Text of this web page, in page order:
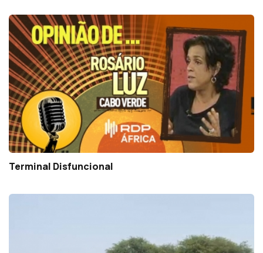
Terminal Disfuncional